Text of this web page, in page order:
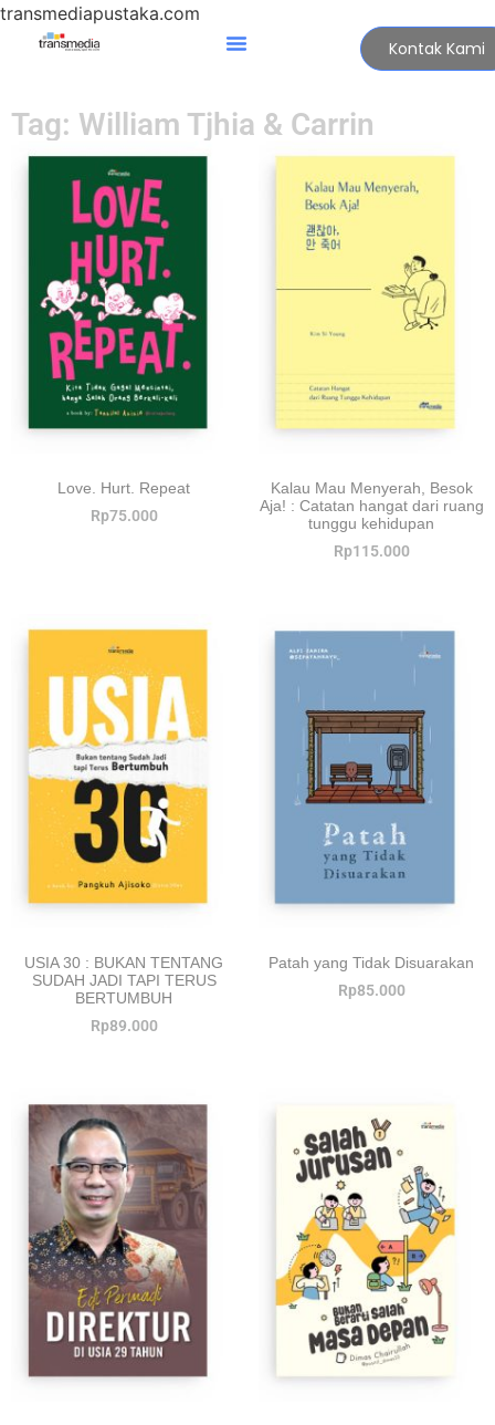
transmediapustaka.com
Kontak Kami
Tag: William Tjhia & Carrin
Love. Hurt. Repeat
Rp75.000
Kalau Mau Menyerah, Besok
Aja! : Catatan hangat dari ruang
tunggu kehidupan
Rp115.000
USIA 30 : BUKAN TENTANG
SUDAH JADI TAPI TERUS
BERTUMBUH
Rp89.000
Patah yang Tidak Disuarakan
Rp85.000